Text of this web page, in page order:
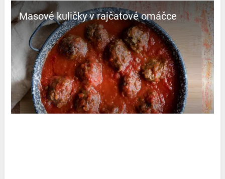
Masové kuličky v rajčatové omáčce